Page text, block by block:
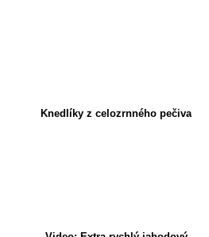
Knedlíky z celozrnného pečiva